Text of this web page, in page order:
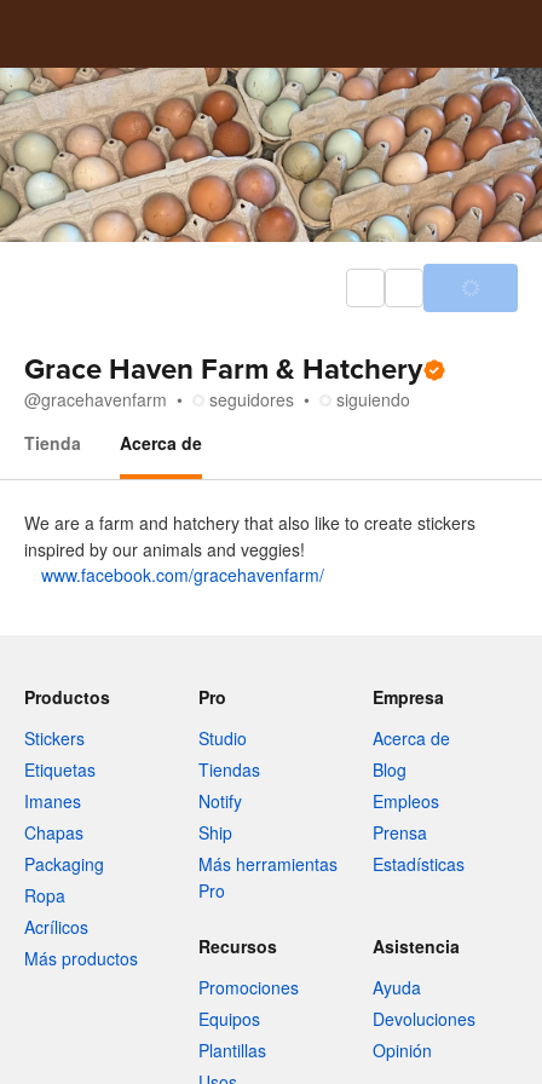
Grace Haven Farm & Hatchery
@gracehavenfarm seguidores
siguiendo
Tienda
Acerca de
We are a farm and hatchery that also like to create stickers
inspired by our animals and veggies!
www.facebook.com/gracehavenfarm/
Productos
Stickers
Etiquetas
Imanes
Chapas
Packaging
Ropa
Acrílicos
Más productos
Pro
Studio
Tiendas
Notify
Ship
Más herramientas
Pro
Empresa
Acerca de
Blog
Empleos
Prensa
Estadísticas
Recursos
Promociones
Equipos
Plantillas
Asistencia
Ayuda
Devoluciones
Opinión